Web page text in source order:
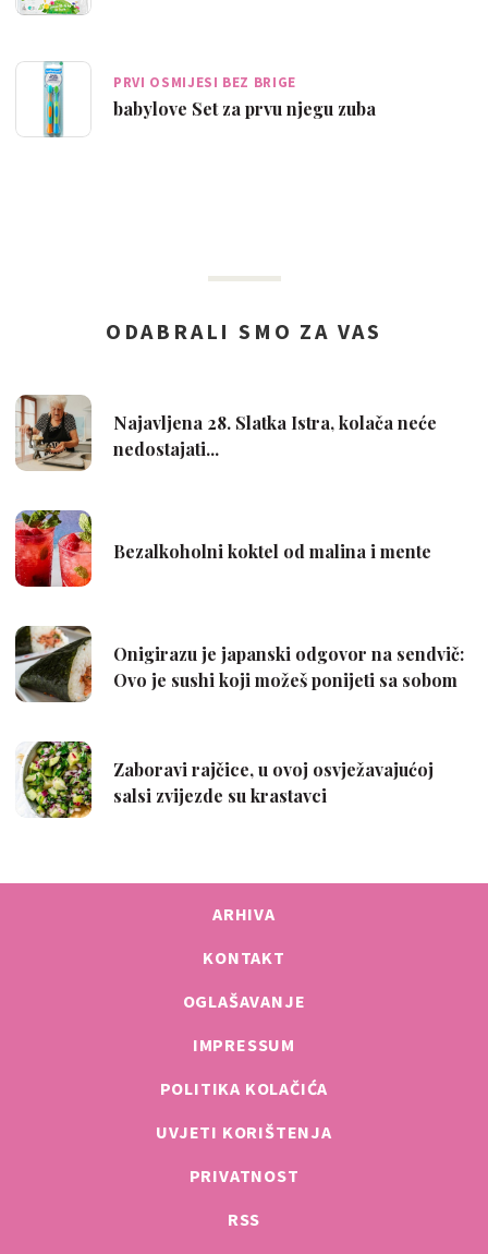
PRVI OSMIJESI BEZ BRIGE
babylove Set za prvu njegu zuba
ARHIVA
KONTAKT
OGLAŠAVANJE
IMPRESSUM
POLITIKA KOLAČIĆA
UVJETI KORIŠTENJA
PRIVATNOST
RSS